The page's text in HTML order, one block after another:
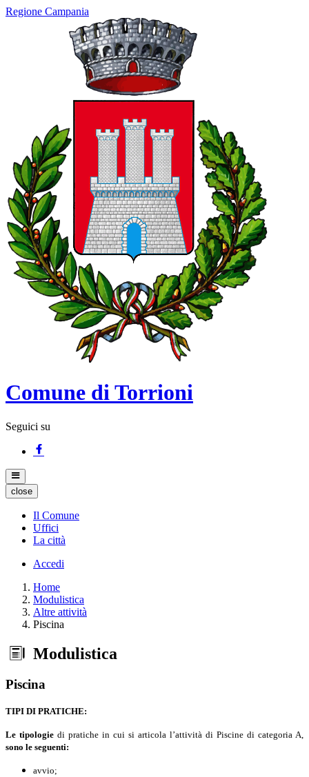
Regione Campania
Comune di Torrioni
Seguici su
close
Il Comune
Uffici
La città
Accedi
Home
Modulistica
Altre attività
Piscina
Modulistica
Piscina
TIPI DI PRATICHE:
Le tipologie di pratiche in cui si articola l’attività di Piscine di categoria A,
sono le seguenti:
avvio;